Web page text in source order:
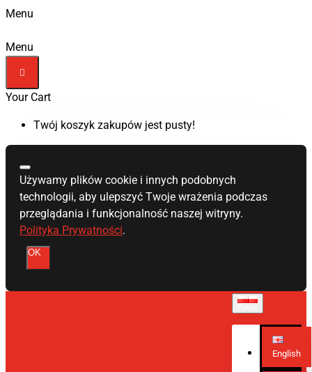
Menu
Menu
Your Cart
Twój koszyk zakupów jest pusty!
Używamy plików cookie i innych podobnych
technologii, aby ulepszyć Twoje wrażenia podczas
przeglądania i funkcjonalność naszej witryny.
Polityka Prywatności.
OK
English